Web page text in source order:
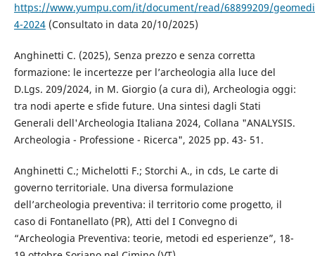
https://www.yumpu.com/it/document/read/68899209/
4-2024(Consultato in data 20/10/2025)
Anghinetti C. (2025), Senza prezzo e senza corretta
formazione: le incertezze per l’archeologia alla luce del
D.Lgs. 209/2024, in M. Giorgio (a cura di), Archeologia oggi:
tra nodi aperte e sfide future. Una sintesi dagli Stati
Generali dell'Archeologia Italiana 2024, Collana "ANALYSIS.
Archeologia - Professione - Ricerca", 2025 pp. 43- 51.
Anghinetti C.; Michelotti F.; Storchi A., in cds, Le carte di
governo territoriale. Una diversa formulazione
dell’archeologia preventiva: il territorio come progetto, il
caso di Fontanellato (PR), Atti del I Convegno di
“Archeologia Preventiva: teorie, metodi ed esperienze”, 18-